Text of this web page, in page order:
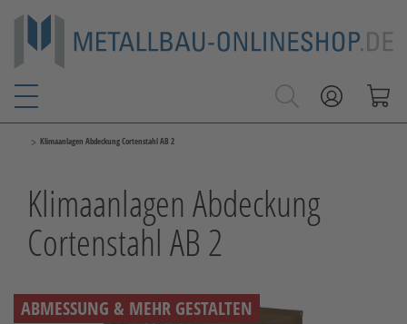
> Klimaanlagen Abdeckung Cortenstahl AB 2
Klimaanlagen Abdeckung
Cortenstahl AB 2
ABMESSUNG & MEHR GESTALTEN